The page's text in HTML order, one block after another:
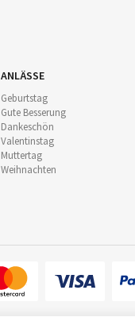
ANLÄSSE
Geburtstag
Gute Besserung
Dankeschön
Valentinstag
Muttertag
Weihnachten